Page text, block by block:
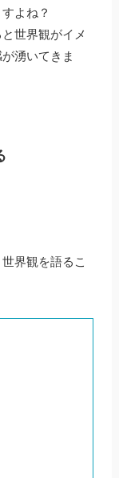
よね？
世界観がイメ
湧いてきま
界観を語るこ